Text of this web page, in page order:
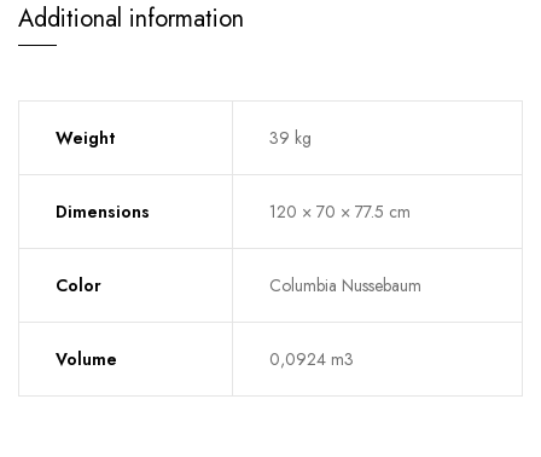
Additional information
Weight 39 kg
Dimensions 120 × 70 × 77.5 cm
Color Columbia Nussebaum
Volume 0,0924 m3